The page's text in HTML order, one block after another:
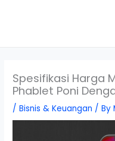
Spesifikasi Harga
Phablet Poni
/Bisnis & Keuangan / By